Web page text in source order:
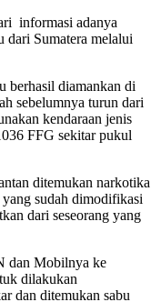
informasi adanya
dari Sumatera melalui
berhasil diamankan di
sebelumnya turun dari
kendaraan jenis
FFG sekitar pukul
ditemukan narkotika
sudah dimodifikasi
dari seseorang yang
dan Mobilnya ke
dilakukan
dan ditemukan sabu